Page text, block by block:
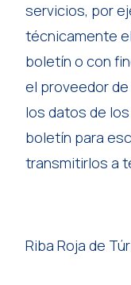
servicios, por
técnicamente
boletín o con
el proveedor
los datos de
boletín para
transmitirlos a
Riba Roja de